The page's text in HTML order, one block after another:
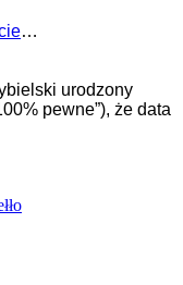
…
urodzony
pewne”), że data